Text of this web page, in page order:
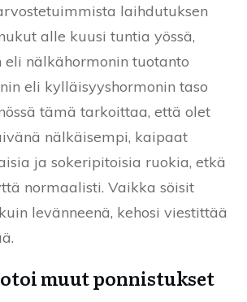
laihdutuksen
alle kuusi tuntia yössä,
eli nälkähormonin tuotanto
eli kylläisyyshormonin taso
tämä tarkoittaa, että olet
nälkäisempi, kaipaat
ja sokeripitoisia ruokia, etkä
normaalisti. Vaikka söisit
levänneenä, kehosi viestittää
muut ponnistukset